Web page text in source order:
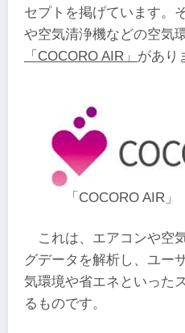
セプトを掲げています。
や空気清浄機などの空気
「COCORO AIR」 があり
「COCORO AIR」
これは、エアコンや空
グデータを解析し、ユー
気環境や省エネといった
るものです。